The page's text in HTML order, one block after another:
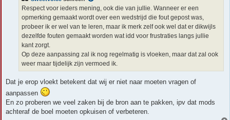
Respect voor ieders mening, ook die van jullie. Wanneer er een
opmerking gemaakt wordt over een wedstrijd die fout gepost was,
probeer ik er wel van te leren, maar ik merk zelf ook wel dat er dikwijls
dezelfde fouten gemaakt worden wat idd voor frustraties langs jullie
kant zorgt.
Op deze aanpassing zal ik nog regelmatig is vloeken, maar dat zal ook
weer maar tijdelijk zijn vermoed ik.
Dat je erop vloekt betekent dat wij er niet naar moeten vragen of
aanpassen
En zo proberen we veel zaken bij de bron aan te pakken, ipv dat mods
achteraf de boel moeten opkuisen of verbeteren.